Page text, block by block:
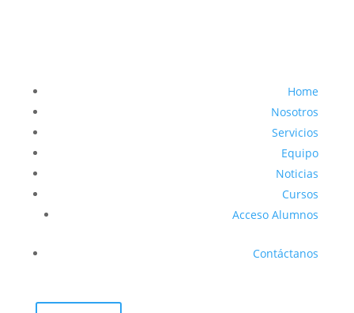
Home
Nosotros
Servicios
Equipo
Noticias
Cursos
Acceso Alumnos
Contáctanos